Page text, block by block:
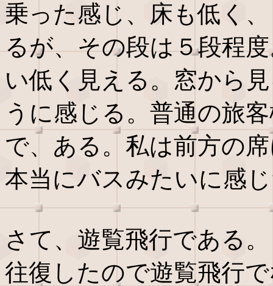
乗った感じ、床も低く
るが、その段は５段程
い低く見える。窓から
うに感じる。普通の旅
で、ある。私は前方の
本当にバスみたいに感
さて、遊覧飛行である
往復したので遊覧飛行